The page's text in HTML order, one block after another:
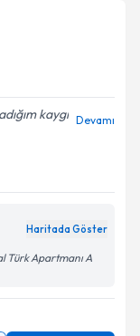
kaygı Devamı
Haritada Göster
Türk Apartmanı A